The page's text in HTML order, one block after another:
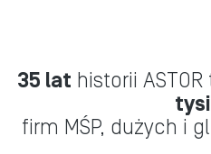
35 lat historii
firm MŚP, dużych i